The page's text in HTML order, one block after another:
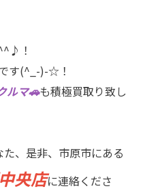
！
す(^_-)-☆！
ルマ🚗も積極買取り致し
、是非、市原市にある
央店に連絡くださ